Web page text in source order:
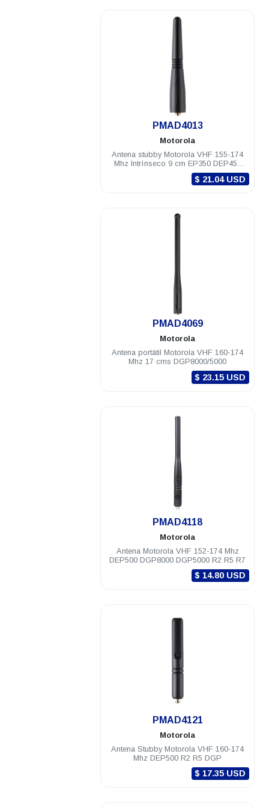
PMAD4013
Motorola
Antena stubby Motorola VHF 155-174
Mhz Intrínseco 9 cm EP350 DEP450
PRO5150/7150 PRO Elite
$ 21.04 USD
PMAD4069
Motorola
Antena portátil Motorola VHF 160-174
Mhz 17 cms DGP8000/5000
$ 23.15 USD
PMAD4118
Motorola
Antena Motorola VHF 152-174 Mhz
DEP500 DGP8000 DGP5000 R2 R5 R7
$ 14.80 USD
PMAD4121
Motorola
Antena Stubby Motorola VHF 160-174
Mhz DEP500 R2 R5 DGP
$ 17.35 USD